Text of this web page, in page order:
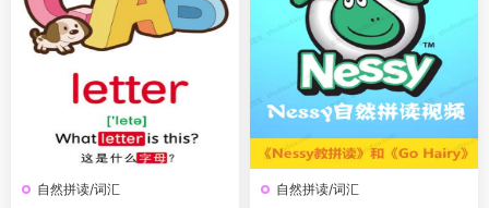
自然拼读/词汇 自然拼读/词汇